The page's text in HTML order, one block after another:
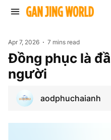
Apr 7, 2026 7 mins read
Đồng phục là đầu tư vào con
người
aodphuchaianh